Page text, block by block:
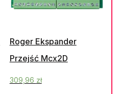
Roger Ekspander
Przejść Mcx2D
309,96 zł